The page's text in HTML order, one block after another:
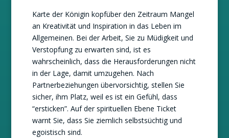
Karte der Königin kopfüber den Zeitraum Mangel
an Kreativität und Inspiration in das Leben im
Allgemeinen. Bei der Arbeit, Sie zu Müdigkeit und
Verstopfung zu erwarten sind, ist es
wahrscheinlich, dass die Herausforderungen nicht
in der Lage, damit umzugehen. Nach
Partnerbeziehungen übervorsichtig, stellen Sie
sicher, ihm Platz, weil es ist ein Gefühl, dass
“ersticken”. Auf der spirituellen Ebene Ticket
warnt Sie, dass Sie ziemlich selbstsüchtig und
egoistisch sind.